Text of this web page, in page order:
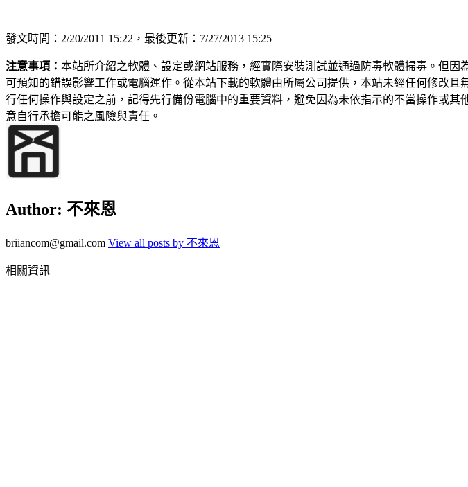
發文時間：2/20/2011 15:22，最後更新：7/27/2013 15:25
注意事項： 本站所介紹之軟體、設定或網站服務，經實際安裝測試並通過防毒軟體掃毒。但
可預知的錯誤影響工作或電腦運作。從本站下載的軟體由所屬公司提供，本站未經任何修改
行任何操作與設定之前，記得先行備份電腦中的重要資料，避免因為未依指示的不當操作或
意自行承擔可能之風險與責任。
Author: 不來恩
briiancom@gmail.com View all posts by 不來恩
相關資訊